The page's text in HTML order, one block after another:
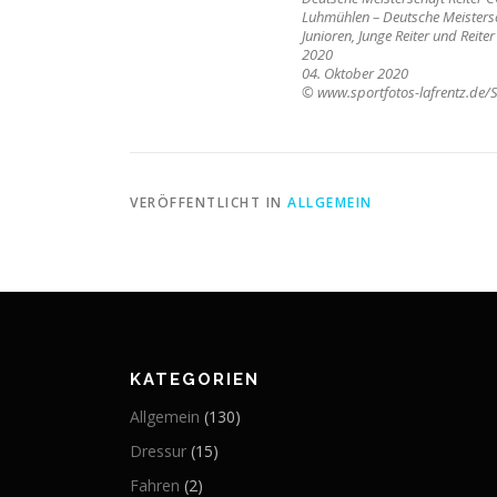
Luhmühlen – Deutsche
Junioren, Junge Reiter und Reiter
2020
04. Oktober 2020
© www.sportfotos-lafrentz.de/
VERÖFFENTLICHT IN ALLGEMEIN
KATEGORIEN
Allgemein (130)
Dressur (15)
Fahren (2)